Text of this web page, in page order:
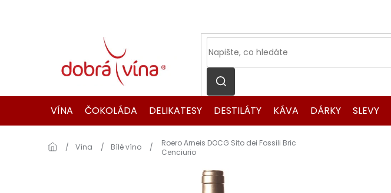
VÍNA
ČOKOLÁDA DELIKATESY DESTILÁTY KÁVA DÁRKY SLEVY
Domů
Vína Bílé víno
Roero Arneis DOCG Sito dei Fossili Bric
Cenciurio